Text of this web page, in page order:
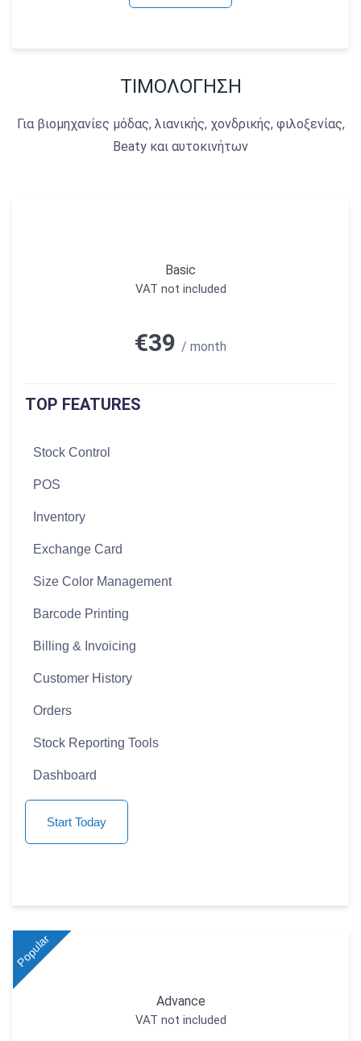
ΤΙΜΟΛΟΓΗΣΗ
Για βιομηχανίες μόδας, λιανικής, χονδρικής, φιλοξενίας,
Beaty και αυτοκινήτων
Basic
VAT not included
€39 / month
TOP FEATURES
Stock Control
POS
Inventory
Exchange Card
Size Color Management
Barcode Printing
Billing & Invoicing
Customer History
Orders
Stock Reporting Tools
Dashboard
Start Today
Popular
Advance
VAT not included